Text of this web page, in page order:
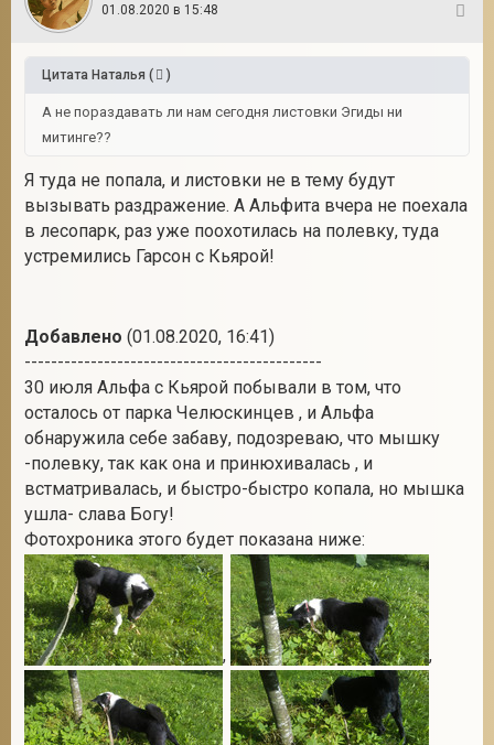
01.08.2020 в 15:48
Цитата Наталья ( )
А не пораздавать ли нам сегодня листовки Эгиды ни
митинге??
Я туда не попала, и листовки не в тему будут
вызывать раздражение. А Альфита вчера не поехала
в лесопарк, раз уже поохотилась на полевку, туда
устремились Гарсон с Кьярой!
Добавлено (01.08.2020, 16:41)
---------------------------------------------
30 июля Альфа с Кьярой побывали в том, что
осталось от парка Челюскинцев , и Альфа
обнаружила себе забаву, подозреваю, что мышку
-полевку, так как она и принюхивалась , и
встматривалась, и быстро-быстро копала, но мышка
ушла- слава Богу!
Фотохроника этого будет показана ниже:
, ,